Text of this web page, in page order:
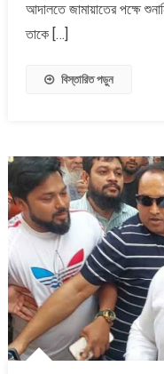
আদালতে জামায়াতের পক্ষে
তাকে […]
বিস্তারিত পড়ুন